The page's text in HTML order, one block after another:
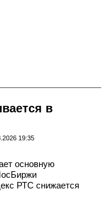
в
19:35
основную
РТС снижается